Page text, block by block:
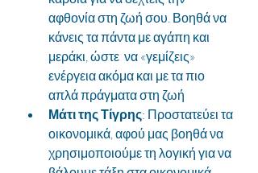
αφθονία στη ζωή σου. Βοηθά να
κάνεις τα πάντα με αγάπη και
μεράκι, ώστε  να «γεμίζεις»
ενέργεια ακόμα και με τα πιο
απλά πράγματα στη ζωή
Μάτι της Τίγρης: Προστατεύει τα
οικονομικά, αφού μας βοηθά να
χρησιμοποιούμε τη λογική για να